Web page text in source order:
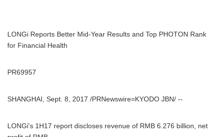
LONGi Reports Better Mid-Year Results and Top PHOTON Rank
for Financial Health
PR69957
SHANGHAI, Sept. 8, 2017 /PRNewswire=KYODO JBN/ --
LONGi's 1H17 report discloses revenue of RMB 6.276 billion, net